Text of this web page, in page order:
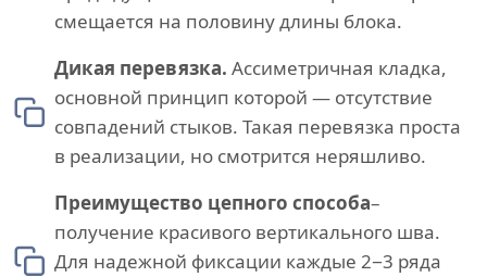
смещается на половину длины блока.
Дикая перевязка. Ассиметричная кладка,
основной принцип которой — отсутствие
совпадений стыков. Такая перевязка проста
в реализации, но смотрится неряшливо.
Преимущество цепного способа–
получение красивого вертикального шва.
Для надежной фиксации каждые 2−3 ряда